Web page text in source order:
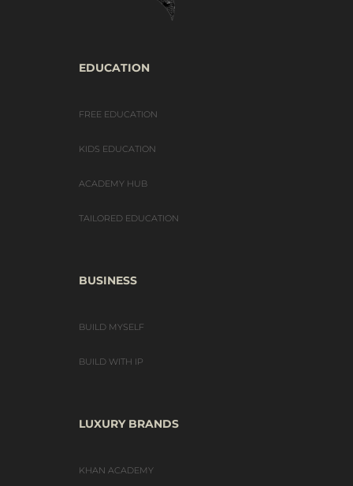
EDUCATION
FREE EDUCATION
KIDS EDUCATION
ACADEMY HUB
TAILORED EDUCATION
BUSINESS
BUILD MYSELF
BUILD WITH IP
LUXURY BRANDS
KHAN ACADEMY